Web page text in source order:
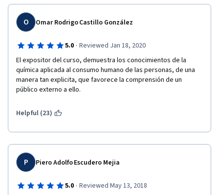
O Omar Rodrigo Castillo González
5.0 · Reviewed Jan 18, 2020
El expositor del curso, demuestra los conocimientos de la
química aplicada al consumo humano de las personas, de una
manera tan explicita, que favorece la comprensión de un
público externo a ello.
Helpful (23)
P Piero Adolfo Escudero Mejia
5.0 · Reviewed May 13, 2018